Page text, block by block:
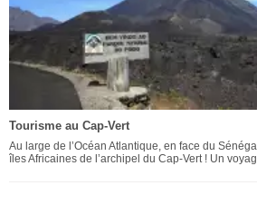
Tourisme au Cap-Vert
Au large de l’Océan Atlantique, en face du
îles Africaines de l’archipel du Cap-Vert ! Un